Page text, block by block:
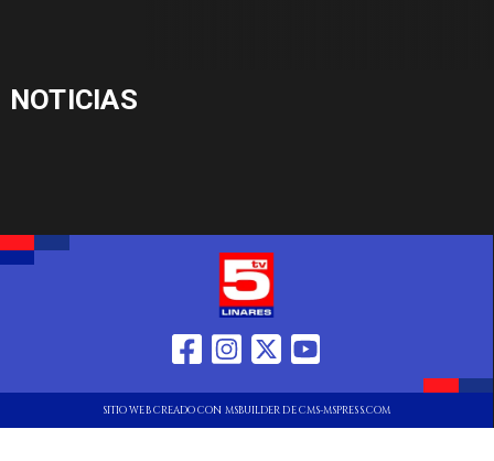
NOTICIAS
SITIO WEB CREADO CON MSBUILDER DE CMS-MSPRESS.COM